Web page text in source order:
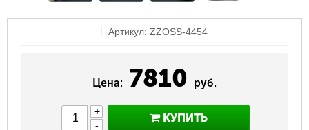
Артикул: ZZOSS-4454
Цена: 7810 руб.
+
-
КУПИТЬ